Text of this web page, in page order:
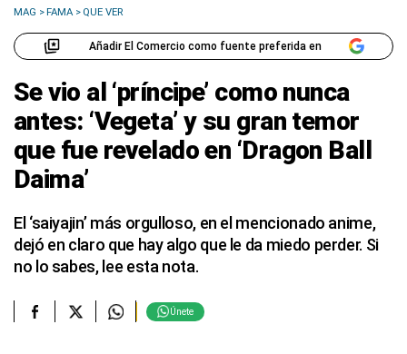
MAG >FAMA > QUE VER
Añadir El Comercio como fuente preferida en
Se vio al ‘príncipe’ como nunca
antes: ‘Vegeta’ y su gran temor
que fue revelado en ‘Dragon Ball
Daima’
El ‘saiyajin’ más orgulloso, en el mencionado anime,
dejó en claro que hay algo que le da miedo perder. Si
no lo sabes, lee esta nota.
Únete